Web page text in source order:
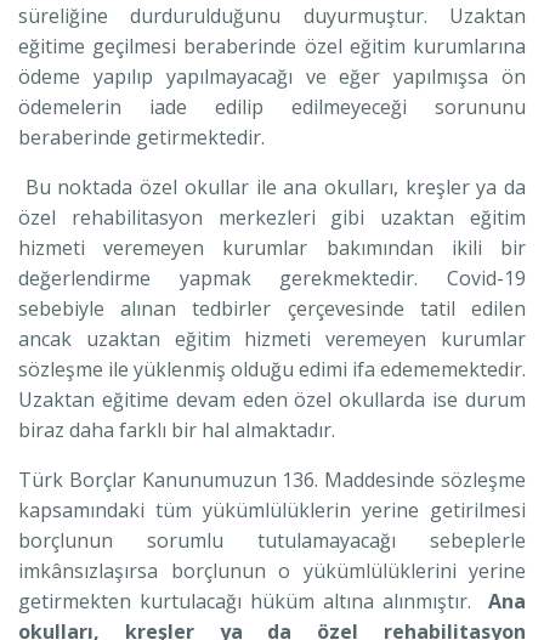
süreliğine durdurulduğunu duyurmuştur. Uzaktan
eğitime geçilmesi beraberinde özel eğitim kurumlarına
ödeme yapılıp yapılmayacağı ve eğer yapılmışsa ön
ödemelerin iade edilip edilmeyeceği sorununu
beraberinde getirmektedir.
Bu noktada özel okullar ile ana okulları, kreşler ya da
özel rehabilitasyon merkezleri gibi uzaktan eğitim
hizmeti veremeyen kurumlar bakımından ikili bir
değerlendirme yapmak gerekmektedir. Covid-19
sebebiyle alınan tedbirler çerçevesinde tatil edilen
ancak uzaktan eğitim hizmeti veremeyen kurumlar
sözleşme ile yüklenmiş olduğu edimi ifa edememektedir.
Uzaktan eğitime devam eden özel okullarda ise durum
biraz daha farklı bir hal almaktadır.
Türk Borçlar Kanunumuzun 136. Maddesinde sözleşme
kapsamındaki tüm yükümlülüklerin yerine getirilmesi
borçlunun sorumlu tutulamayacağı sebeplerle
imkânsızlaşırsa borçlunun o yükümlülüklerini yerine
getirmekten kurtulacağı hüküm altına alınmıştır. Ana
okulları, kreşler ya da özel rehabilitasyon